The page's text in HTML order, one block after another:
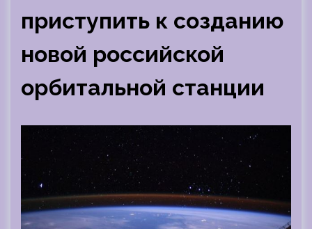
приступить к созданию
новой российской
орбитальной станции